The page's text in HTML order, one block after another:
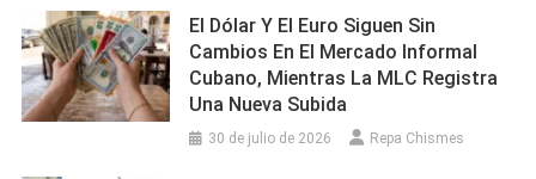
El Dólar Y El Euro Siguen Sin
Cambios En El Mercado Informal
Cubano, Mientras La MLC Registra
Una Nueva Subida
30 de julio de 2026 Repa Chismes